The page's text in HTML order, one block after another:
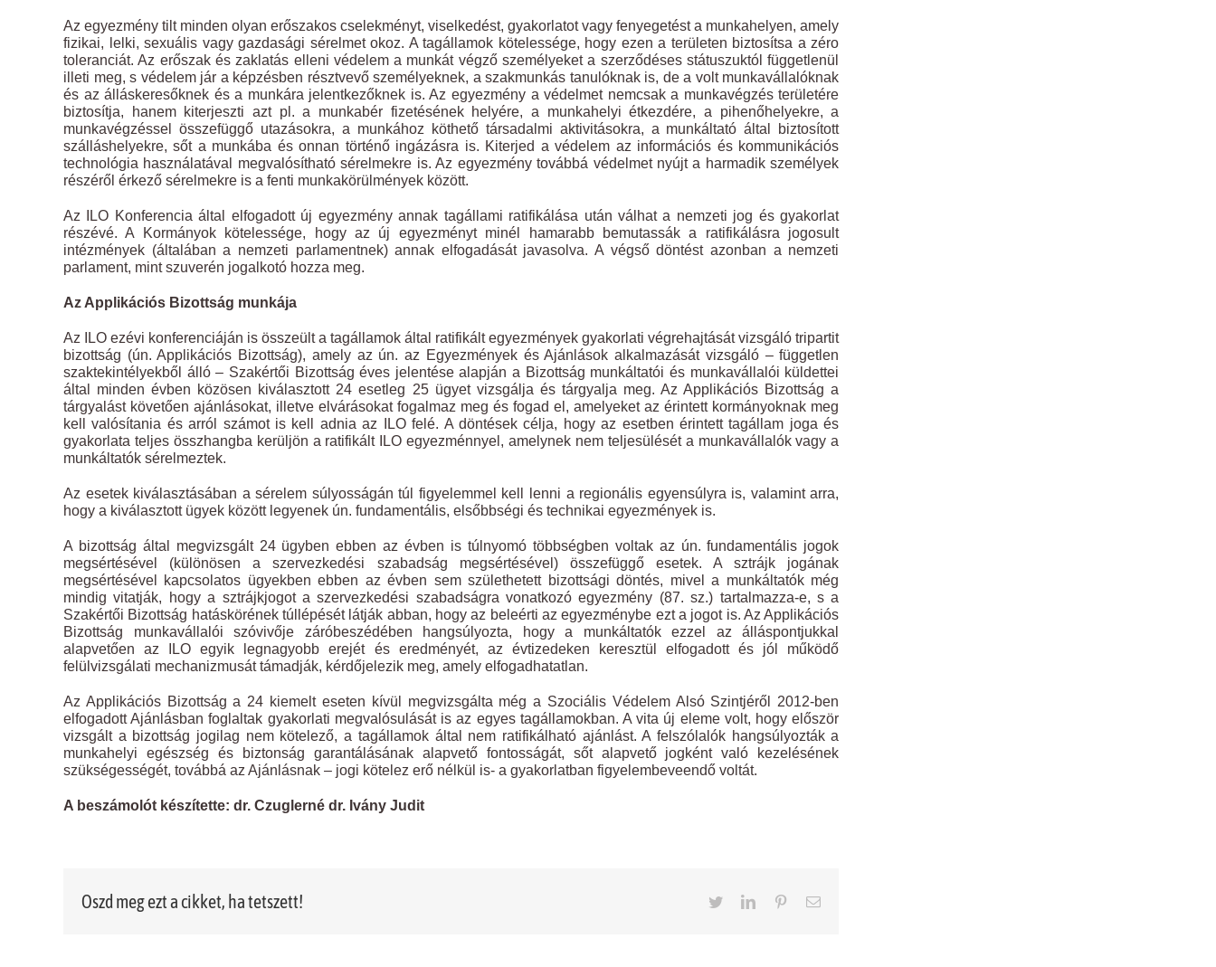
Az egyezmény tilt minden olyan erőszakos cselekményt, viselkedést, gyakorlatot vagy fenyegetést a munkahelyen, amely
fizikai, lelki, sexuális vagy gazdasági sérelmet okoz. A tagállamok kötelessége, hogy ezen a területen biztosítsa a zéro
toleranciát. Az erőszak és zaklatás elleni védelem a munkát végző személyeket a szerződéses státuszuktól függetlenül
illeti meg, s védelem jár a képzésben résztvevő személyeknek, a szakmunkás tanulóknak is, de a volt munkavállalóknak
és az álláskeresőknek és a munkára jelentkezőknek is. Az egyezmény a védelmet nemcsak a munkavégzés területére
biztosítja, hanem kiterjeszti azt pl. a munkabér fizetésének helyére, a munkahelyi étkezdére, a pihenőhelyekre, a
munkavégzéssel összefüggő utazásokra, a munkához köthető társadalmi aktivitásokra, a munkáltató által biztosított
szálláshelyekre, sőt a munkába és onnan történő ingázásra is. Kiterjed a védelem az információs és kommunikációs
technológia használatával megvalósítható sérelmekre is. Az egyezmény továbbá védelmet nyújt a harmadik személyek
részéről érkező sérelmekre is a fenti munkakörülmények között.
Az ILO Konferencia által elfogadott új egyezmény annak tagállami ratifikálása után válhat a nemzeti jog és gyakorlat
részévé. A Kormányok kötelessége, hogy az új egyezményt minél hamarabb bemutassák a ratifikálásra jogosult
intézmények (általában a nemzeti parlamentnek) annak elfogadását javasolva. A végső döntést azonban a nemzeti
parlament, mint szuverén jogalkotó hozza meg.
Az Applikációs Bizottság munkája
Az ILO ezévi konferenciáján is összeült a tagállamok által ratifikált egyezmények gyakorlati végrehajtását vizsgáló tripartit
bizottság (ún. Applikációs Bizottság), amely az ún. az Egyezmények és Ajánlások alkalmazását vizsgáló – független
szaktekintélyekből álló – Szakértői Bizottság éves jelentése alapján a Bizottság munkáltatói és munkavállalói küldettei
által minden évben közösen kiválasztott 24 esetleg 25 ügyet vizsgálja és tárgyalja meg. Az Applikációs Bizottság a
tárgyalást követően ajánlásokat, illetve elvárásokat fogalmaz meg és fogad el, amelyeket az érintett kormányoknak meg
kell valósítania és arról számot is kell adnia az ILO felé. A döntések célja, hogy az esetben érintett tagállam joga és
gyakorlata teljes összhangba kerüljön a ratifikált ILO egyezménnyel, amelynek nem teljesülését a munkavállalók vagy a
munkáltatók sérelmeztek.
Az esetek kiválasztásában a sérelem súlyosságán túl figyelemmel kell lenni a regionális egyensúlyra is, valamint arra,
hogy a kiválasztott ügyek között legyenek ún. fundamentális, elsőbbségi és technikai egyezmények is.
A bizottság által megvizsgált 24 ügyben ebben az évben is túlnyomó többségben voltak az ún. fundamentális jogok
megsértésével (különösen a szervezkedési szabadság megsértésével) összefüggő esetek. A sztrájk jogának
megsértésével kapcsolatos ügyekben ebben az évben sem születhetett bizottsági döntés, mivel a munkáltatók még
mindig vitatják, hogy a sztrájkjogot a szervezkedési szabadságra vonatkozó egyezmény (87. sz.) tartalmazza-e, s a
Szakértői Bizottság hatáskörének túllépését látják abban, hogy az beleérti az egyezménybe ezt a jogot is. Az Applikációs
Bizottság munkavállalói szóvivője záróbeszédében hangsúlyozta, hogy a munkáltatók ezzel az álláspontjukkal
alapvetően az ILO egyik legnagyobb erejét és eredményét, az évtizedeken keresztül elfogadott és jól működő
felülvizsgálati mechanizmusát támadják, kérdőjelezik meg, amely elfogadhatatlan.
Az Applikációs Bizottság a 24 kiemelt eseten kívül megvizsgálta még a Szociális Védelem Alsó Szintjéről 2012-ben
elfogadott Ajánlásban foglaltak gyakorlati megvalósulását is az egyes tagállamokban. A vita új eleme volt, hogy először
vizsgált a bizottság jogilag nem kötelező, a tagállamok által nem ratifikálható ajánlást. A felszólalók hangsúlyozták a
munkahelyi egészség és biztonság garantálásának alapvető fontosságát, sőt alapvető jogként való kezelésének
szükségességét, továbbá az Ajánlásnak – jogi kötelez erő nélkül is- a gyakorlatban figyelembeveendő voltát.
A beszámolót készítette: dr. Czuglerné dr. Ivány Judit
Oszd meg ezt a cikket, ha tetszett! TwitterLinkedInPinterestEmail